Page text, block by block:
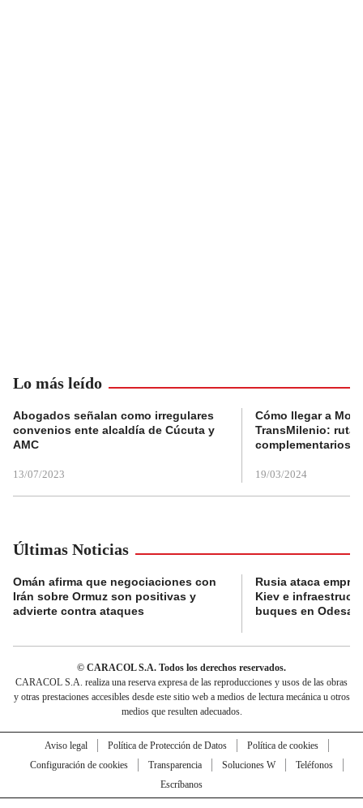
Lo más leído
Abogados señalan como irregulares
convenios ente alcaldía de Cúcuta y
AMC
13/07/2023
Cómo llegar a
TransMilenio:
complementarios
19/03/2024
Últimas Noticias
Omán afirma que negociaciones con
Irán sobre Ormuz son positivas y
advierte contra ataques
Rusia ataca
Kiev e
buques en Odesa
© CARACOL S.A. Todos los derechos reservados.
CARACOL S.A. realiza una reserva expresa de las reproducciones y usos de las obras
y otras prestaciones accesibles desde este sitio web a medios de lectura mecánica u otros
medios que resulten adecuados.
Aviso legal Política de Protección de Datos
Política de cookies
Configuración de cookies
Transparencia Soluciones W
Teléfonos
Escríbanos